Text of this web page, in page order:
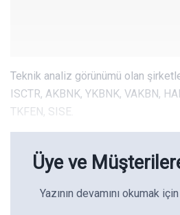
Teknik analiz görünümü olan
ISCTR, AKBNK, YKBNK, VAKBN,
TKFEN, SISE.
Üye ve
Yazının devamını okumak